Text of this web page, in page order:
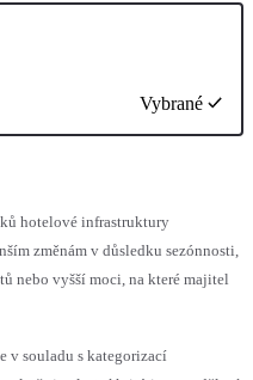
Vybrané
hotelové infrastruktury
změnám v důsledku sezónnosti,
nebo vyšší moci, na které majitel
v souladu s kategorizací